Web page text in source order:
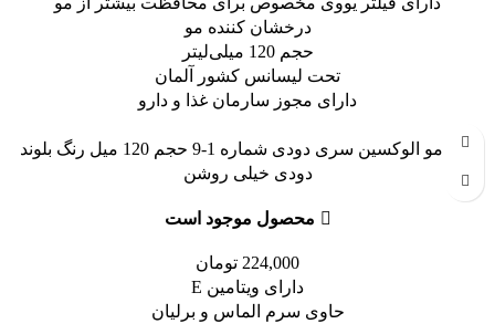
درخشان کننده مو
حجم 120 میلی‌لیتر
تحت لیسانس کشور آلمان
دارای مجوز سارمان غذا و دارو
رنگ مو الوکسین سری دودی شماره 1-9 حجم 120 میل رنگ بلوند
دودی خیلی روشن
محصول موجود است
224,000 تومان
دارای ویتامین E
حاوی سرم الماس و برلیان